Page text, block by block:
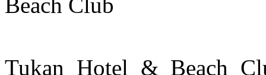
Tukan Hotel & Beach